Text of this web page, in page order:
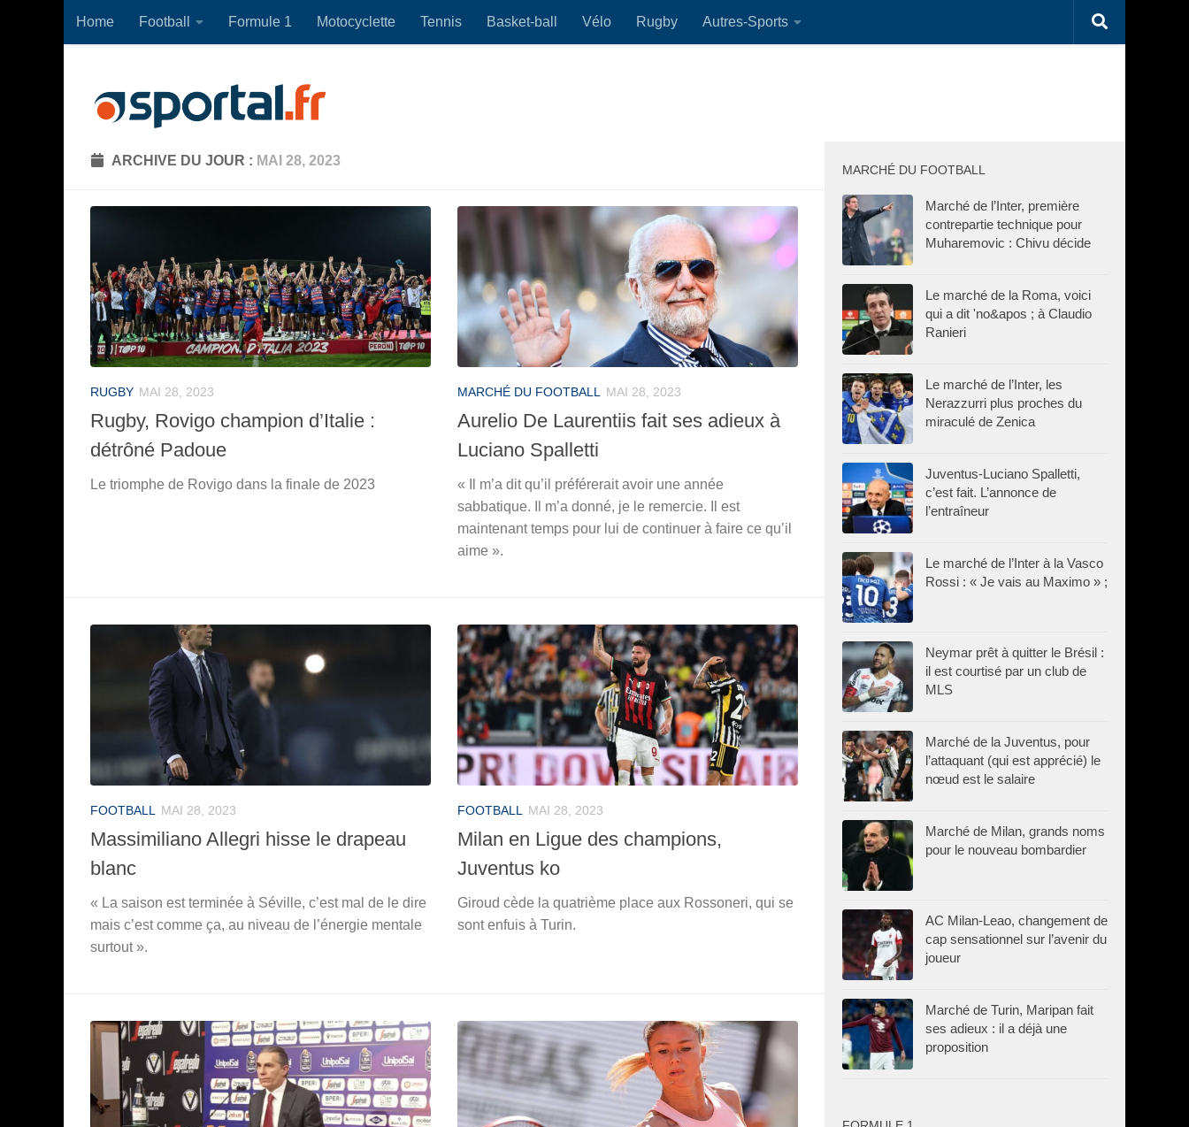
Skip to content
Home Football Formule 1 Motocyclette Tennis Basket-ball Vélo Rugby Autres-Sports
ARCHIVE DU JOUR : MAI 28, 2023
RUGBY MAI 28, 2023
Rugby, Rovigo champion d’Italie :
détrôné Padoue
Le triomphe de Rovigo dans la finale de 2023
MARCHÉ DU FOOTBALL MAI 28, 2023
Aurelio De Laurentiis fait ses adieux à
Luciano Spalletti
« Il m’a dit qu’il préférerait avoir une année
sabbatique. Il m’a donné, je le remercie. Il est
maintenant temps pour lui de continuer à faire ce qu’il
aime ».
FOOTBALL MAI 28, 2023
Massimiliano Allegri hisse le drapeau
blanc
« La saison est terminée à Séville, c’est mal de le dire
mais c’est comme ça, au niveau de l’énergie mentale
surtout ».
FOOTBALL MAI 28, 2023
Milan en Ligue des champions,
Juventus ko
Giroud cède la quatrième place aux Rossoneri, qui se
sont enfuis à Turin.
MARCHÉ DU FOOTBALL
Marché de l’Inter, première
contrepartie technique pour
Muharemovic : Chivu décide
Le marché de la Roma, voici
qui a dit 'no&apos ; à Claudio
Ranieri
Le marché de l’Inter, les
Nerazzurri plus proches du
miraculé de Zenica
Juventus-Luciano Spalletti,
c’est fait. L’annonce de
l’entraîneur
Le marché de l’Inter à la Vasco
Rossi : « Je vais au Maximo » ;
Neymar prêt à quitter le Brésil :
il est courtisé par un club de
MLS
Marché de la Juventus, pour
l’attaquant (qui est apprécié) le
nœud est le salaire
Marché de Milan, grands noms
pour le nouveau bombardier
AC Milan-Leao, changement de
cap sensationnel sur l’avenir du
joueur
Marché de Turin, Maripan fait
ses adieux : il a déjà une
proposition